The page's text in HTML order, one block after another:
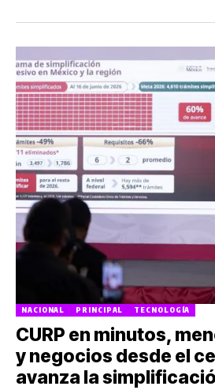
NACIONAL PRINCIPAL TECNOLOGÍA
CURP en minutos,
y negocios desde el
avanza la